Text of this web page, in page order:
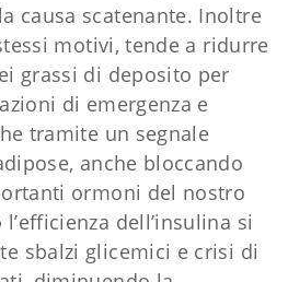
causa scatenante. Inoltre
motivi, tende a ridurre
grassi di deposito per
di emergenza e
tramite un segnale
anche bloccando
ormoni del nostro
dell’insulina si
sbalzi glicemici e crisi di